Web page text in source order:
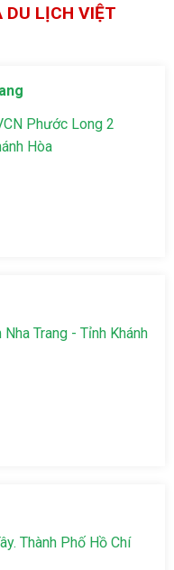
DU LỊCH VIỆT
Phước Long 2
Hòa
Trang - Tỉnh Khánh
Thành Phố Hồ Chí